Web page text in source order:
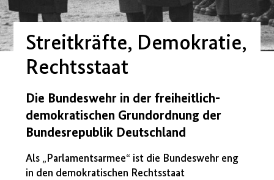
Streitkräfte, Demokratie,
Rechtsstaat
Die Bundeswehr in der freiheitlich-
demokratischen Grundordnung der
Bundesrepublik Deutschland
Als „Parlamentsarmee“ ist die Bundeswehr eng
in den demokratischen Rechtsstaat